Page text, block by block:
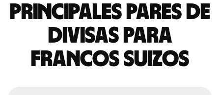
Principales pares de
divisas para
francos suizos